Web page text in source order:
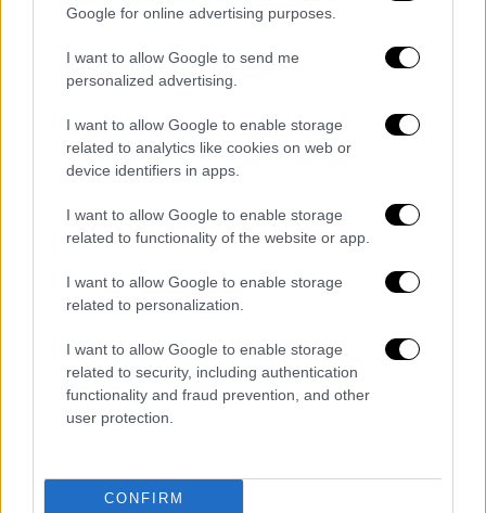
Google for online advertising purposes.
I want to allow Google to send me
personalized advertising.
I want to allow Google to enable storage
related to analytics like cookies on web or
device identifiers in apps.
I want to allow Google to enable storage
related to functionality of the website or app.
I want to allow Google to enable storage
related to personalization.
I want to allow Google to enable storage
related to security, including authentication
functionality and fraud prevention, and other
user protection.
CONFIRM
Οι μεγάλοι τραπεζικοί όμιλοι της Wall Street
επωφελήθηκαν από την αυξημένη ζήτηση για
συναλλαγές, καθώςοι επενδυτές
εγκατέλειψαν πιο ριψοκίνδυνες μετοχές και
ομόλογα, στρέφοντας τα κεφάλαιά τους σε
ασφαλέστερα επενδυτικά καταφύγια.
Παράλληλα,οι έντονες διακυμάνσεις στις
χρηματοπιστωτικές αγορές ενίσχυσαν ακόμη
περισσότερο τον όγκο συναλλαγών.
Όπως πρόσθεσε η Στρίτερ,
μεταβλητότητα που προκάλεσε ο πόλεμος
οδήγησε σε έκρηξη των συναλλαγών, καθώς
κάποιοι επενδυτές πούλησαν μετοχές
φοβούμενοι περαιτέρω κλιμάκωση, ενώ
τιμών για αγορές, τροφοδοτώντας ένα νέο